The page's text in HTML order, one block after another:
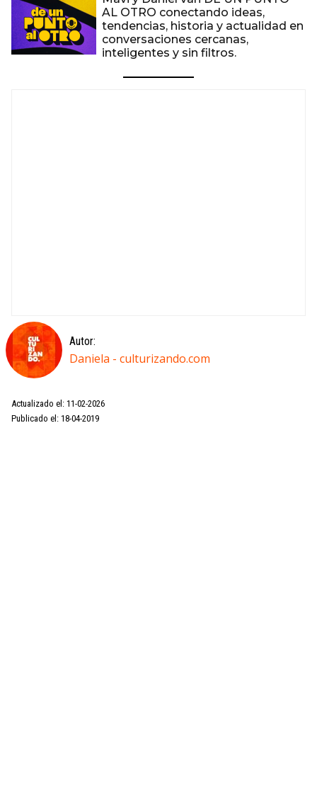
AL OTRO conectando ideas,
tendencias, historia y actualidad en
conversaciones cercanas,
inteligentes y sin filtros.
Autor:
Daniela - culturizando.com
Actualizado el: 11-02-2026
Publicado el: 18-04-2019